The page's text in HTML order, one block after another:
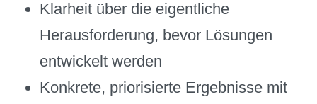
Klarheit über die eigentliche
Herausforderung, bevor Lösungen
entwickelt werden
Konkrete, priorisierte Ergebnisse mit